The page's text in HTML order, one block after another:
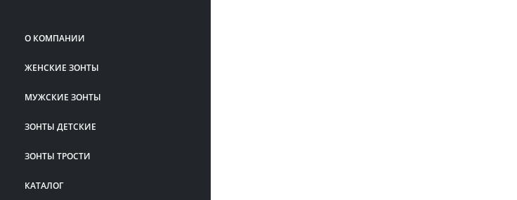
О КОМПАНИИ
ЖЕНСКИЕ ЗОНТЫ
МУЖСКИЕ ЗОНТЫ
ЗОНТЫ ДЕТСКИЕ
ЗОНТЫ ТРОСТИ
КАТАЛОГ